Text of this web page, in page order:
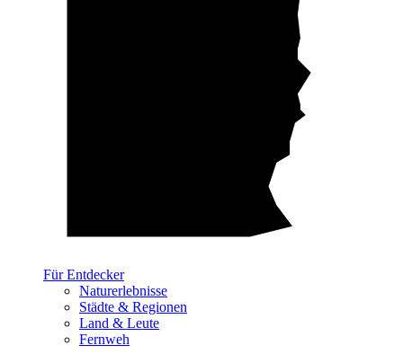
Für Entdecker
Naturerlebnisse
Städte & Regionen
Land & Leute
Fernweh